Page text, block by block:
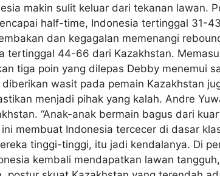
makin sulit keluar dari tekanan lawan.
half-time, Indonesia tertinggal 31-
dan kegagalan memenangi
tertinggal 44-66 dari Kazakhstan.
tiga poin yang dilepas Debby menemui
wasit pada pemain Kazakhstan
menjadi pihak yang kalah. Andre
“Anak-anak bermain bagus dari
membuat Indonesia tercecer di dasar
tinggi-tinggi, itu jadi kendalanya. Di
kembali mendapatkan lawan